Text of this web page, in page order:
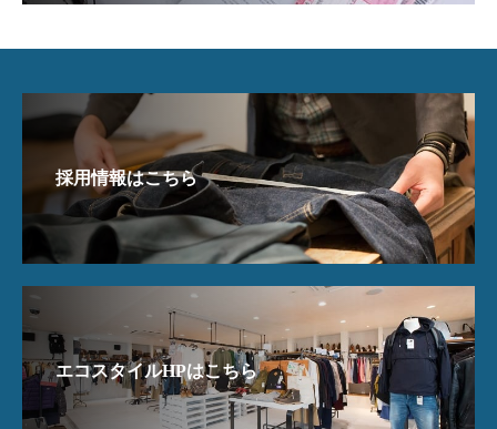
採用情報はこちら
エコスタイルHPはこちら